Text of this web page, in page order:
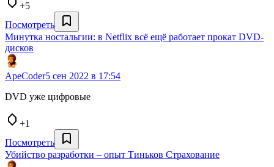
+5
Посмотреть
Минутка ностальгии: в Netflix всё ещё работает прокат DVD-
дисков
ApeCoder5 сен 2022 в 17:54
DVD уже цифровые
+1
Посмотреть
Убийство разработки – опыт Тиньков Страхование